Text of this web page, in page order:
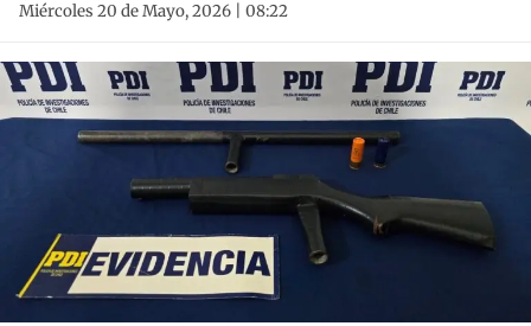
Miércoles 20 de Mayo, 2026 | 08:22